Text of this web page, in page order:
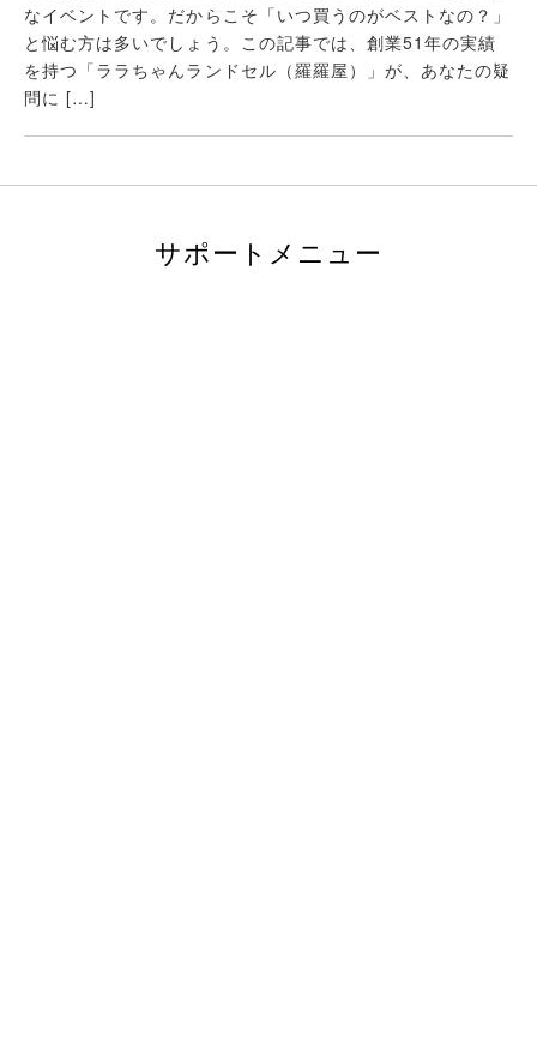
なイベントです。だからこそ「いつ買うのがベストなの？」
と悩む方は多いでしょう。この記事では、創業51年の実績
を持つ「ララちゃんランドセル（羅羅屋）」が、あなたの疑
問に […]
サポートメニュー